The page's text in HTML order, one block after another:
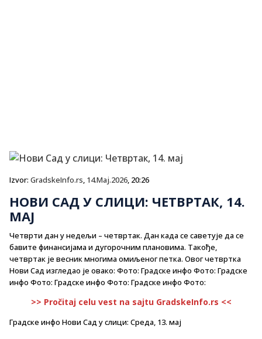
Izvor: GradskeInfo.rs, 14.Maj.2026, 20:26
НОВИ САД У СЛИЦИ: ЧЕТВРТАК, 14.
МАЈ
Четврти дан у недељи – четвртак. Дан када се саветује да се
бавите финансијама и дугорочним плановима. Такође,
четвртак је весник многима омиљеног петка. Овог четвртка
Нови Сад изгледао је овако: Фото: Градске инфо Фото: Градске
инфо Фото: Градске инфо Фото: Градске инфо Фото:
>> Pročitaj celu vest na sajtu GradskeInfo.rs <<
Градске инфо Нови Сад у слици: Среда, 13. мај